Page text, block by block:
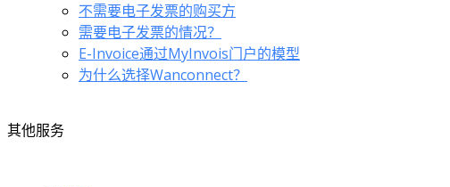
不需要电子发票的购买方
需要电子发票的情况？
E-Invoice通过MyInvois门户的模型
为什么选择Wanconnect？
其他服务